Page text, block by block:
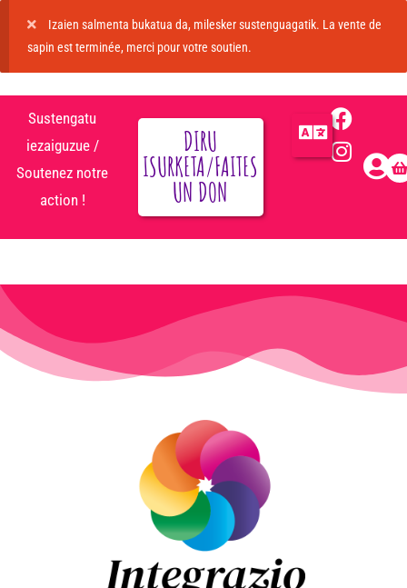
Izaien salmenta bukatua da, milesker sustenguagatik. La vente de
sapin est terminée, merci pour votre soutien.
Sustengatu
iezaiguzue /
Soutenez notre
action !
DIRU
ISURKETA/FAITES
UN DON